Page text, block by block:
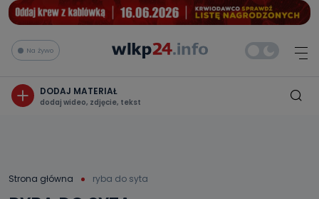
Na żywo
DODAJ MATERIAŁ
dodaj wideo, zdjęcie, tekst
Strona główna ryba do syta